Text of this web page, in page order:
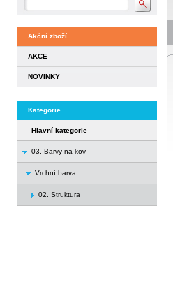
Akční zboží
AKCE
NOVINKY
Kategorie
Hlavní kategorie
03. Barvy na kov
Vrchní barva
02. Struktura